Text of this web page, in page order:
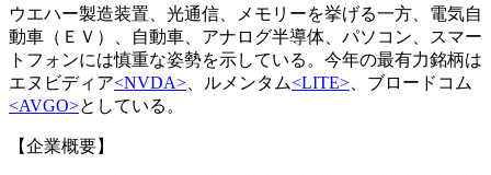
ウエハー製造装置、光通信、メモリーを挙げる一方、電気自
動車（ＥＶ）、自動車、アナログ半導体、パソコン、スマー
トフォンには慎重な姿勢を示している。今年の最有力銘柄は
エヌビディア<NVDA> 、ルメンタム<LITE> 、ブロードコム
<AVGO>としている。
【企業概要】